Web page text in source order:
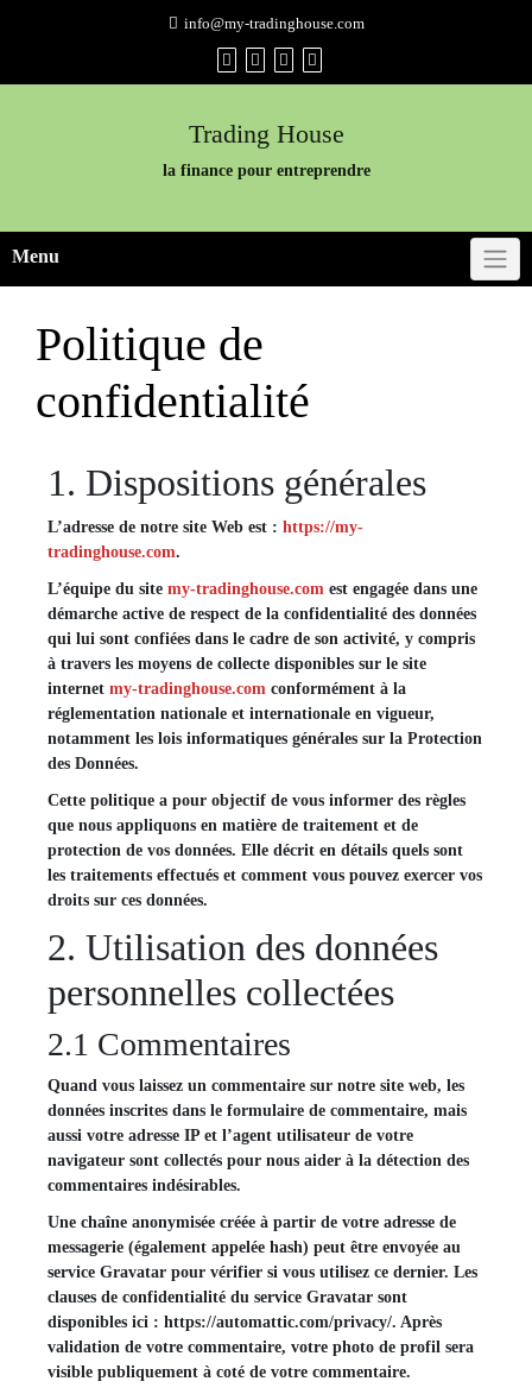
info@my-tradinghouse.com
Trading House
la finance pour entreprendre
Menu
Politique de
confidentialité
1. Dispositions générales
L’adresse de notre site Web est : https://my-
tradinghouse.com.
L’équipe du site my-tradinghouse.com est engagée dans une
démarche active de respect de la confidentialité des données
qui lui sont confiées dans le cadre de son activité, y compris
à travers les moyens de collecte disponibles sur le site
internet my-tradinghouse.com conformément à la
réglementation nationale et internationale en vigueur,
notamment les lois informatiques générales sur la Protection
des Données.
Cette politique a pour objectif de vous informer des règles
que nous appliquons en matière de traitement et de
protection de vos données. Elle décrit en détails quels sont
les traitements effectués et comment vous pouvez exercer vos
droits sur ces données.
2. Utilisation des données
personnelles collectées
2.1 Commentaires
Quand vous laissez un commentaire sur notre site web, les
données inscrites dans le formulaire de commentaire, mais
aussi votre adresse IP et l’agent utilisateur de votre
navigateur sont collectés pour nous aider à la détection des
commentaires indésirables.
Une chaîne anonymisée créée à partir de votre adresse de
messagerie (également appelée hash) peut être envoyée au
service Gravatar pour vérifier si vous utilisez ce dernier. Les
clauses de confidentialité du service Gravatar sont
disponibles ici : https://automattic.com/privacy/. Après
validation de votre commentaire, votre photo de profil sera
visible publiquement à coté de votre commentaire.